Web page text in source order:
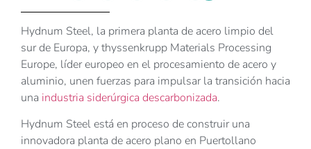
Hydnum Steel, la primera planta de acero limpio del
sur de Europa, y thyssenkrupp Materials Processing
Europe, líder europeo en el procesamiento de acero y
aluminio, unen fuerzas para impulsar la transición hacia
una industria siderúrgica descarbonizada.
Hydnum Steel está en proceso de construir una
innovadora planta de acero plano en Puertollano